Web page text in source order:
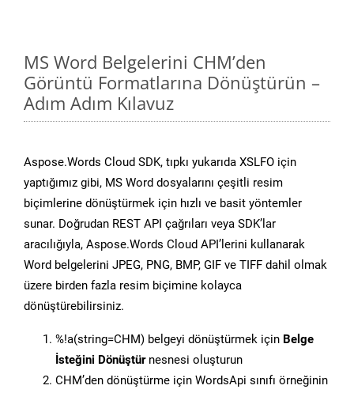
MS Word Belgelerini CHM’den
Görüntü Formatlarına Dönüştürün –
Adım Adım Kılavuz
Aspose.Words Cloud SDK, tıpkı yukarıda XSLFO için
yaptığımız gibi, MS Word dosyalarını çeşitli resim
biçimlerine dönüştürmek için hızlı ve basit yöntemler
sunar. Doğrudan REST API çağrıları veya SDK’lar
aracılığıyla, Aspose.Words Cloud API’lerini kullanarak
Word belgelerini JPEG, PNG, BMP, GIF ve TIFF dahil olmak
üzere birden fazla resim biçimine kolayca
dönüştürebilirsiniz.
%!a(string=CHM) belgeyi dönüştürmek için Belge
İsteğini Dönüştürnesnesi oluşturun
CHM’den dönüştürme için WordsApi sınıfı örneğinin